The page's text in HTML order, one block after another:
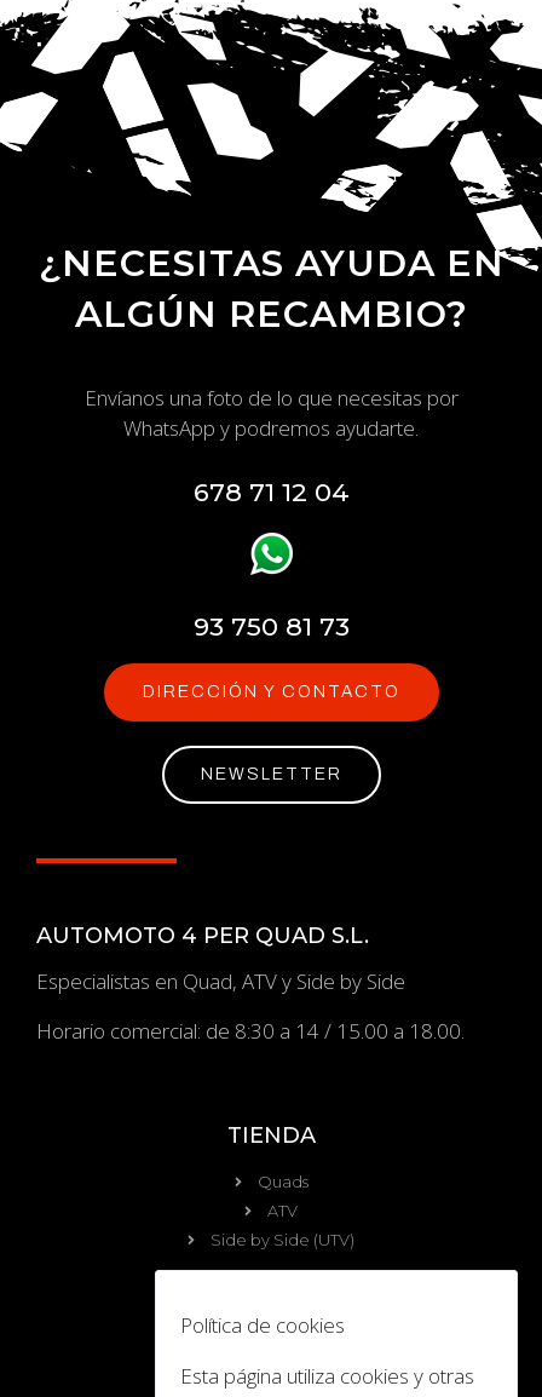
¿NECESITAS AYUDA EN
ALGÚN RECAMBIO?
Envíanos una foto de lo que necesitas por
WhatsApp y podremos ayudarte.
678 71 12 04
93 750 81 73
DIRECCIÓN Y CONTACTO
NEWSLETTER
AUTOMOTO 4 PER QUAD S.L.
Especialistas en Quad, ATV y Side by Side
Horario comercial: de 8:30 a 14 / 15.00 a 18.00.
TIENDA
Quads
ATV
Side by Side (UTV)
Viajes y Eventos
Política de cookies
Esta página utiliza cookies y otras